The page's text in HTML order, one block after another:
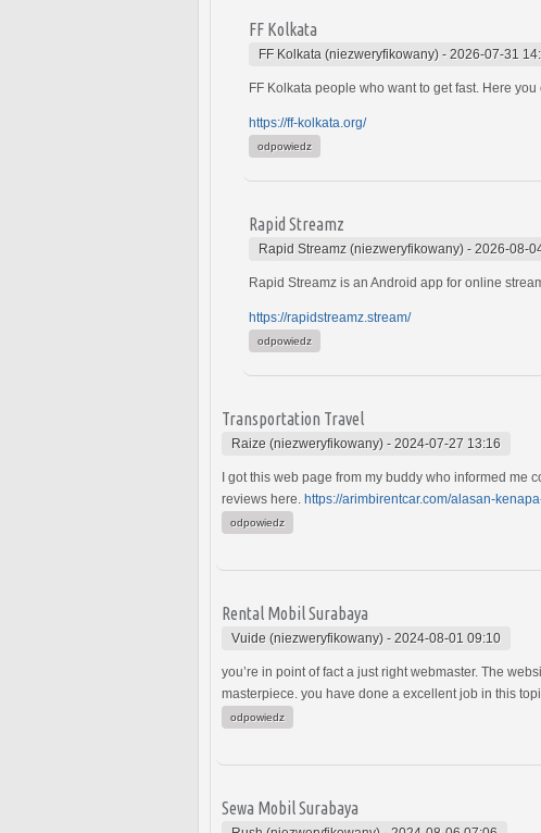
FF Kolkata
FF Kolkata (niezweryfikowany) - 2026-07-31
FF Kolkata people who want to get fast. Here
https://ff-kolkata.org/
odpowiedz
Rapid Streamz
Rapid Streamz (niezweryfikowany) - 2026-08-
Rapid Streamz is an Android app for online
https://rapidstreamz.stream/
odpowiedz
Transportation Travel
Raize (niezweryfikowany) - 2024-07-27 13:16
I got this web page from my buddy who informed me
reviews here. https://arimbirentcar.com/alasan-
odpowiedz
Rental Mobil Surabaya
Vuide (niezweryfikowany) - 2024-08-01 09:10
you’re in point of fact a just right webmaster. The
masterpiece. you have done a excellent job in this
odpowiedz
Sewa Mobil Surabaya